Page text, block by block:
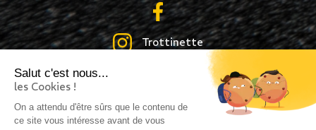
Salut c'est nous...
les Cookies !
On a attendu d'être sûrs que le contenu de
ce site vous intéresse avant de vous
Trottinette
Roller